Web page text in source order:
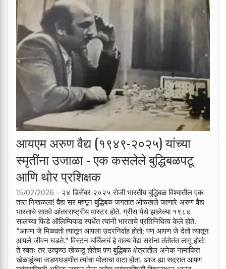
आयएम अरुण वैद्य (१९४९-२०२५) यांच्या
स्मृतींना उजाळा - एक कसलेले बुद्धिबळपटू
आणि थोर प्रशिक्षक
15/02/2026 - २४ डिसेंबर २०२५ रोजी भारतीय बुद्धिबळ विश्वातील एक
तारा निखळला! वैद्य सर म्हणून बुद्धिबळ जगतात ओळखले जाणारे अरुण वैद्य
भारताचे सातवे आंतरराष्ट्रीय मास्टर होते. ग्रीस येथे झालेल्या १९८४
सालच्या फिडे ऑलिम्पियाड स्पर्धेत त्यांनी भारताचे प्रतिनिधित्व केले होते.
“आपण जे मिळवतो त्यातून आपला उदरनिर्वाह होतो; पण आपण जे देतो त्यातून
आपले जीवन घडते.” विस्टन चर्चिलचं हे वाक्य वैद्य सरांना तंतोतंत लागू होतं!
ते स्वतः तर उत्कृष्ठ खेळाडू होतेच पण बुद्धिबळ क्षेत्रातील अनेक नामांकित
खेळाडूंच्या जडणघडणीत त्यांचा मोलाचा वाटा होता. आज ह्या सदरात आपण